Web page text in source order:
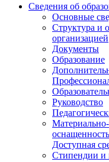
Сведения об
Основные
Структура и
организацией
Документы
Образование
Руководство
Доступная
Стипендии и